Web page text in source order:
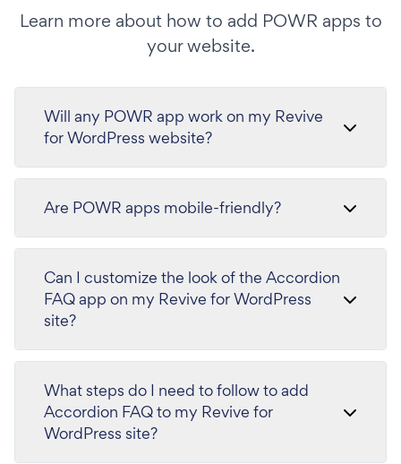
Learn more about how to add POWR apps to
your website.
Will any POWR app work on my Revive
for WordPress website?
Are POWR apps mobile-friendly?
Can I customize the look of the Accordion
FAQ app on my Revive for WordPress
site?
What steps do I need to follow to add
Accordion FAQ to my Revive for
WordPress site?